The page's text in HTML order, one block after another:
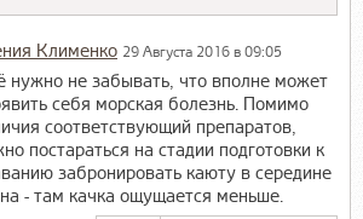
Клименко 29 Августа 2016 в 09:05
нужно не забывать, что вполне может
себя морская болезнь. Помимо
соответствующий препаратов,
постараться на стадии подготовки к
забронировать каюту в середине
- там качка ощущается меньше.